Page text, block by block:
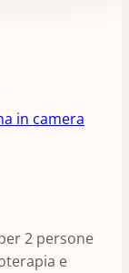
in camera
2 persone
e